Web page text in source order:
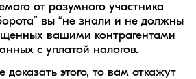
от разумного участника
вы “не знали и не должны
вашими контрагентами
с уплатой налогов.
доказать этого, то вам откажут